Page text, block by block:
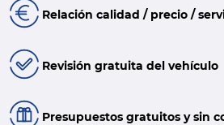
Relación calidad / precio /
Revisión gratuita del vehículo
Presupuestos gratuitos y sin